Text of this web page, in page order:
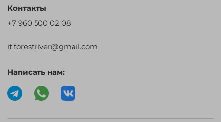
Контакты
+7 960 500 02 08
it.forestriver@gmail.com
Написать нам: